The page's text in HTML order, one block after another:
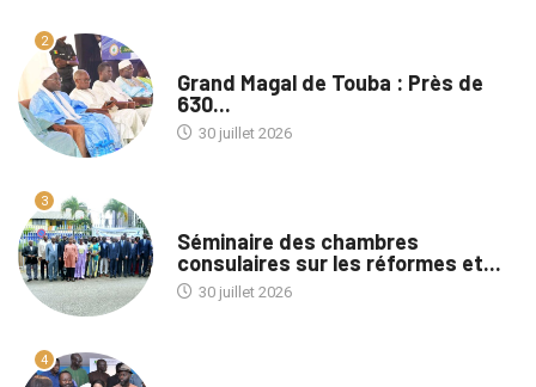
2
Grand Magal de Touba : Près de
630...
30 juillet 2026
3
Séminaire des chambres
consulaires sur les réformes et...
30 juillet 2026
4